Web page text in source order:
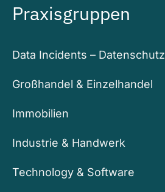
Praxisgruppen
Data Incidents – Datenschutz
Großhandel & Einzelhandel
Immobilien
Industrie & Handwerk
Technology & Software